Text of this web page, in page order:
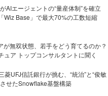
AIエージェントの“量産体制”を確立
Wiz Base」で最大70%の工数短縮
が無双状態、若手をどう育てるのか？
ュア トップコンサルタントに聞く
菱UFJ信託銀行が挑む、“統治”と“俊敏
せたSnowflake基盤構築